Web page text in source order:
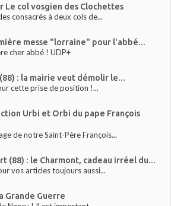
Le col vosgien des Clochettes
consacrés à deux cols de...
messe "lorraine" pour l'abbé...
cher abbé ! UDP+
: la mairie veut démolir le...
cette prise de position !...
Urbi et Orbi du pape François
de notre Saint-Père François...
(88) : le Charmont, cadeau irréel du...
vos articles toujours aussi...
Grande Guerre